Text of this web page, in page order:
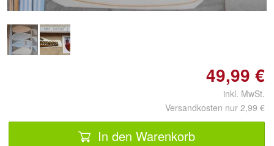
49,99 €
inkl. MwSt.
Versandkosten nur 2,99 €
In den Warenkorb